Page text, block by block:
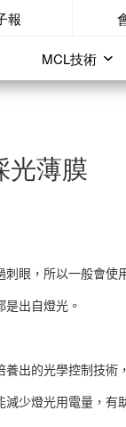
報
MCL技術
光薄膜
眼，所以一般會
出自燈光。
出的光學控制技
少燈光用電量，有